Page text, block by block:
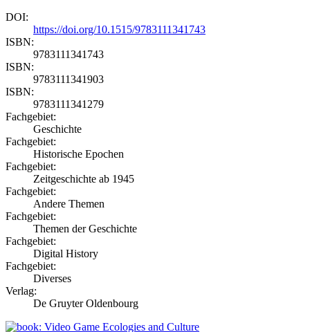
DOI:
https://doi.org/10.1515/9783111341743
ISBN:
9783111341743
ISBN:
9783111341903
ISBN:
9783111341279
Fachgebiet:
Geschichte
Fachgebiet:
Historische Epochen
Fachgebiet:
Zeitgeschichte ab 1945
Fachgebiet:
Andere Themen
Fachgebiet:
Themen der Geschichte
Fachgebiet:
Digital History
Fachgebiet:
Diverses
Verlag:
De Gruyter Oldenbourg